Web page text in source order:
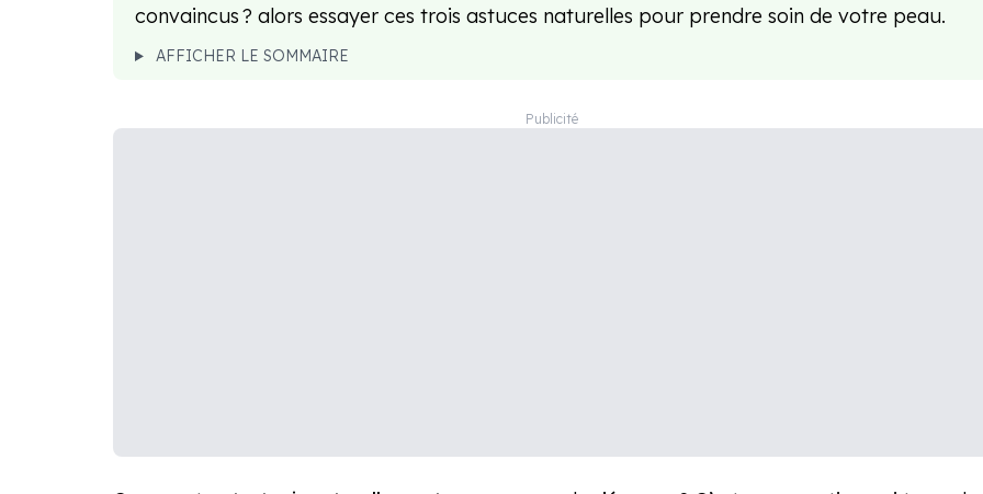
convaincus ? alors essayer ces trois astuces naturelles pour prendre soin de votre peau.
AFFICHER LE SOMMAIRE